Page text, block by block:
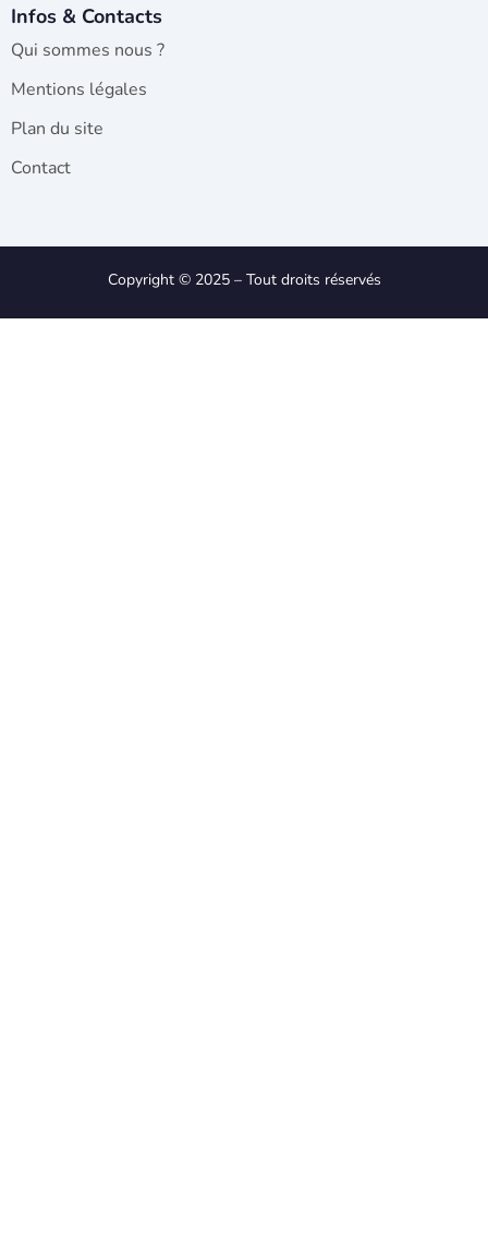
Infos & Contacts
Qui sommes nous ?
Mentions légales
Plan du site
Contact
Copyright © 2025 – Tout droits réservés